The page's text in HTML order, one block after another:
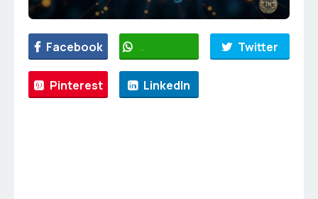
Facebook WhatsApp Twitter
Pinterest LinkedIn